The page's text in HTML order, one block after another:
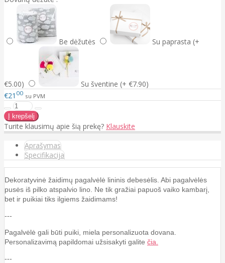
Be dėžutės Su paprasta (+
€5.00)
Su šventine (+ €7.90)
€21 00 su PVM
Turite klausimų apie šią prekę? Klauskite
Aprašymas
Specifikacija
Dekoratyvinė žaidimų pagalvėlė lininis debesėlis. Abi pagalvėlės
pusės iš pilko atspalvio lino. Ne tik gražiai papuoš vaiko kambarį,
bet ir puikiai tiks ilgiems žaidimams!
---
Pagalvėlė gali būti puiki, miela personalizuota dovana.
Personalizavimą papildomai užsisakyti galite čia.
---